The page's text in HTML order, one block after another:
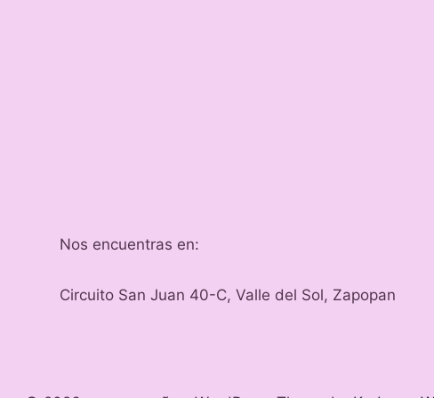
Nos encuentras en:
Circuito San Juan 40-C, Valle del Sol, Zapopan